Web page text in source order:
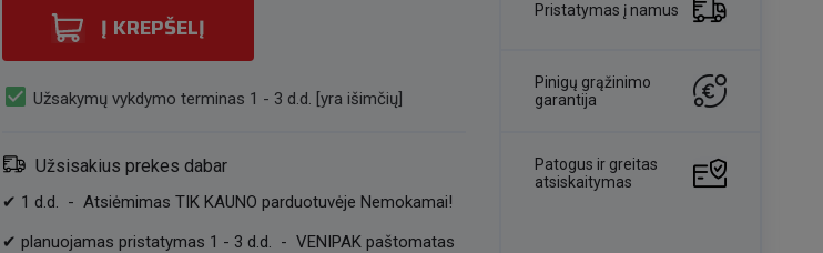
Į KREPŠELĮ
check_box Užsakymų vykdymo terminas 1 - 3 d.d. [yra išimčių]
Užsisakius prekes dabar
✔ 1 d.d. - Atsiėmimas TIK KAUNO parduotuvėje Nemokamai!
✔ planuojamas pristatymas 1 - 3 d.d. - VENIPAK paštomatas
Pristatymas į namus
Pinigų grąžinimo
garantija
Patogus ir greitas
atsiskaitymas